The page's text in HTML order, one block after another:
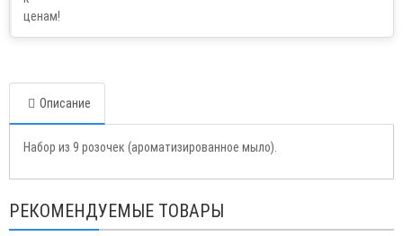
Описание
Набор из 9 розочек (ароматизированное мыло).
РЕКОМЕНДУЕМЫЕ ТОВАРЫ